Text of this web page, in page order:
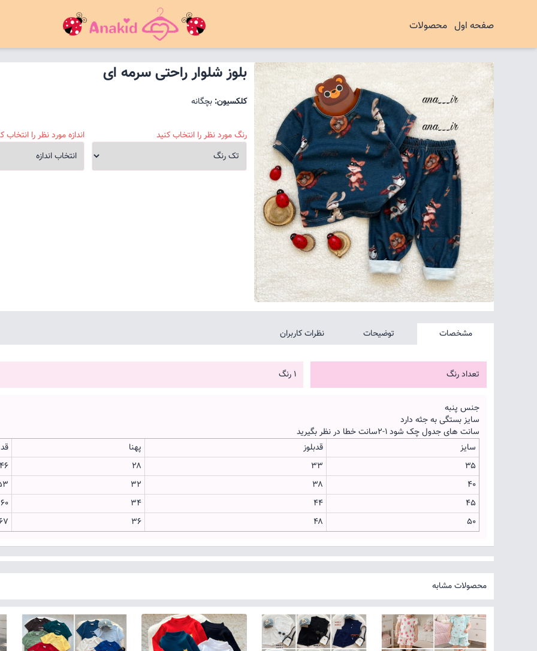
صفحه اول محصولات
بلوز شلوار راحتی سرمه ای
کلکسیون: بچگانه
رنگ مورد نظر را انتخاب کنید اندازه مورد نظر را انتخاب
مشخصات توضیحات نظرات کاربران
تعداد رنگ 1 رنگ
جنس پنبه
سایز بستگی به جثه دارد
سانت های جدول چک شود ۱-۲سانت خطا در نظر بگیرید
سایز
قدبلوز پهنا
۳۵
۳۳ ۲۸
۴۰
۳۸ ۳۲
۴۵
۴۴ ۳۴
۶۰
۵۰
۴۸ ۳۶
محصولات مشابه